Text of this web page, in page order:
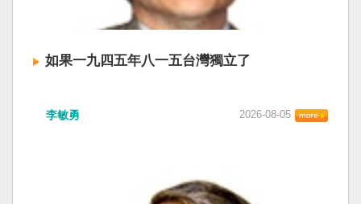
如果一九四五年八一五台灣獨立了
李敏勇 2026-08-05